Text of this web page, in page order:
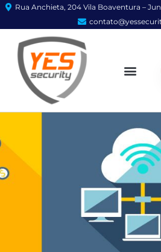
Rua Anchieta, 204 Vila Boaventura –